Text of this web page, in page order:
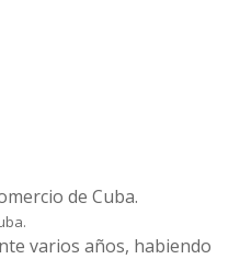
varios años, habiendo